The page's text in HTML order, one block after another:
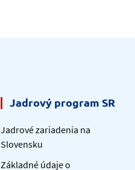
Jadrový program SR
Jadrové zariadenia na
Slovensku
Základné údaje o